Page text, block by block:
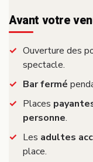
Avant votre
Ouverture des
spectacle.
Bar fermé
Places
personne.
Les adultes
place.